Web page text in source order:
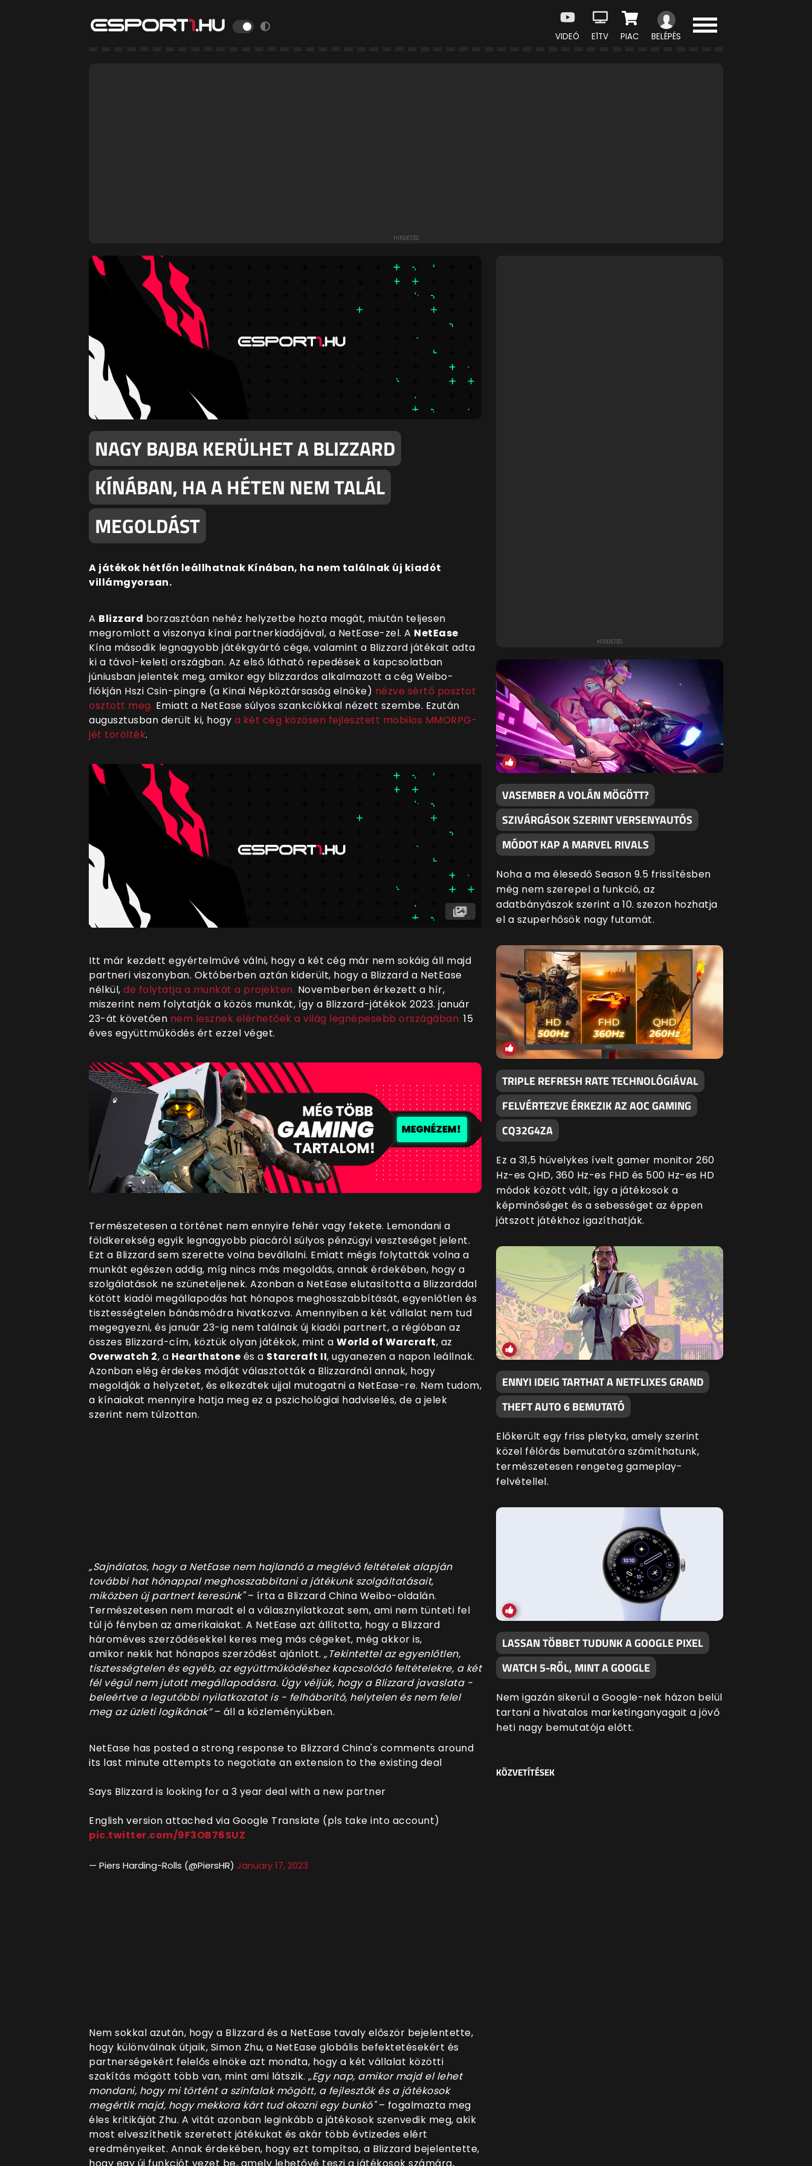
VIDEÓ E1TV PIAC BELÉPÉS
NAGY BAJBA KERÜLHET A BLIZZARD
KÍNÁBAN, HA A HÉTEN NEM TALÁL
MEGOLDÁST
A játékok hétfőn leállhatnak Kínában, ha nem találnak új kiadót
villámgyorsan.
A Blizzard borzasztóan nehéz helyzetbe hozta magát, miután teljesen
megromlott a viszonya kínai partnerkiadójával, a NetEase-zel. A NetEase
Kína második legnagyobb játékgyártó cége, valamint a Blizzard játékait adta
ki a távol-keleti országban. Az első látható repedések a kapcsolatban
júniusban jelentek meg, amikor egy blizzardos alkalmazott a cég Weibo-
fiókján Hszi Csin-pingre (a Kinai Népköztársaság elnöke) nézve sértő posztot
osztott meg. Emiatt a NetEase súlyos szankciókkal nézett szembe. Ezután
augusztusban derült ki, hogy a két cég közösen fejlesztett mobilos MMORPG-
jét törölték.
Itt már kezdett egyértelművé válni, hogy a két cég már nem sokáig áll majd
partneri viszonyban. Októberben aztán kiderült, hogy a Blizzard a NetEase
nélkül, de folytatja a munkát a projekten. Novemberben érkezett a hír,
miszerint nem folytatják a közös munkát, így a Blizzard-játékok 2023. január
23-át követően nem lesznek elérhetőek a világ legnépesebb országában. 15
éves együttműködés ért ezzel véget.
Természetesen a történet nem ennyire fehér vagy fekete. Lemondani a
földkerekség egyik legnagyobb piacáról súlyos pénzügyi veszteséget jelent.
Ezt a Blizzard sem szerette volna bevállalni. Emiatt mégis folytatták volna a
munkát egészen addig, míg nincs más megoldás, annak érdekében, hogy a
szolgálatások ne szüneteljenek. Azonban a NetEase elutasította a Blizzarddal
kötött kiadói megállapodás hat hónapos meghosszabbítását, egyenlőtlen és
tisztességtelen bánásmódra hivatkozva. Amennyiben a két vállalat nem tud
megegyezni, és január 23-ig nem találnak új kiadói partnert, a régióban az
összes Blizzard-cím, köztük olyan játékok, mint a World of Warcraft, az
Overwatch 2, a Hearthstone és a Starcraft II, ugyanezen a napon leállnak.
Azonban elég érdekes módját választották a Blizzardnál annak, hogy
megoldják a helyzetet, és elkezdtek ujjal mutogatni a NetEase-re. Nem tudom,
a kínaiakat mennyire hatja meg ez a pszichológiai hadviselés, de a jelek
szerint nem túlzottan.
„Sajnálatos, hogy a NetEase nem hajlandó a meglévő feltételek alapján
további hat hónappal meghosszabbítani a játékunk szolgáltatásait,
miközben új partnert keresünk"– írta a Blizzard China Weibo-oldalán.
Természetesen nem maradt el a válasznyilatkozat sem, ami nem tünteti fel
túl jó fényben az amerikaiakat. A NetEase azt állította, hogy a Blizzard
hároméves szerződésekkel keres meg más cégeket, még akkor is,
amikor nekik hat hónapos szerződést ajánlott. „Tekintettel az egyenlőtlen,
tisztességtelen és egyéb, az együttműködéshez kapcsolódó feltételekre, a két
fél végül nem jutott megállapodásra. Úgy véljük, hogy a Blizzard javaslata -
beleértve a legutóbbi nyilatkozatot is - felháborító, helytelen és nem felel
meg az üzleti logikának”– áll a közleményükben.
NetEase has posted a strong response to Blizzard China's comments around
its last minute attempts to negotiate an extension to the existing deal
Says Blizzard is looking for a 3 year deal with a new partner
English version attached via Google Translate (pls take into account)
pic.twitter.com/9F3OB76SUZ
— Piers Harding-Rolls (@PiersHR) January 17, 2023
Nem sokkal azután, hogy a Blizzard és a NetEase tavaly először bejelentette,
hogy különválnak útjaik, Simon Zhu, a NetEase globális befektetésekért és
partnerségekért felelős elnöke azt mondta, hogy a két vállalat közötti
szakítás mögött több van, mint ami látszik. „Egy nap, amikor majd el lehet
mondani, hogy mi történt a színfalak mögött, a fejlesztők és a játékosok
megértik majd, hogy mekkora kárt tud okozni egy bunkó"– fogalmazta meg
éles kritikáját Zhu. A vitát azonban leginkább a játékosok szenvedik meg, akik
most elveszíthetik szeretett játékukat és akár több évtizedes elért
eredményeiket. Annak érdekében, hogy ezt tompítsa, a Blizzard bejelentette,
VASEMBER A VOLÁN MÖGÖTT?
SZIVÁRGÁSOK SZERINT VERSENYAUTÓS
MÓDOT KAP A MARVEL RIVALS
Noha a ma élesedő Season 9.5 frissítésben
még nem szerepel a funkció, az
adatbányászok szerint a 10. szezon hozhatja
el a szuperhősök nagy futamát.
TRIPLE REFRESH RATE TECHNOLÓGIÁVAL
FELVÉRTEZVE ÉRKEZIK AZ AOC GAMING
CQ32G4ZA
Ez a 31,5 hüvelykes ívelt gamer monitor 260
Hz-es QHD, 360 Hz-es FHD és 500 Hz-es HD
módok között vált, így a játékosok a
képminőséget és a sebességet az éppen
játszott játékhoz igazíthatják.
ENNYI IDEIG TARTHAT A NETFLIXES GRAND
THEFT AUTO 6 BEMUTATÓ
Előkerült egy friss pletyka, amely szerint
közel félórás bemutatóra számíthatunk,
természetesen rengeteg gameplay-
felvétellel.
LASSAN TÖBBET TUDUNK A GOOGLE PIXEL
WATCH 5-RŐL, MINT A GOOGLE
Nem igazán sikerül a Google-nek házon belül
tartani a hivatalos marketinganyagait a jövő
heti nagy bemutatója előtt.
KÖZVETÍTÉSEK